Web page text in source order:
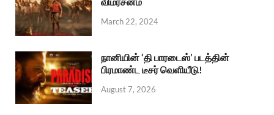
March 22, 2024
நானியின் ‘தி பாரடைஸ்’ படத்தின்
பிரமாண்ட டீசர் வெளியீடு!
August 7, 2026